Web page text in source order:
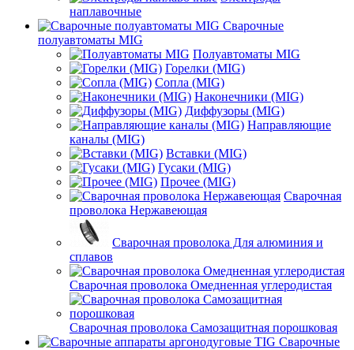
наплавочные
Сварочные
полуавтоматы MIG
Полуавтоматы MIG
Горелки (MIG)
Сопла (MIG)
Наконечники (MIG)
Диффузоры (MIG)
Направляющие
каналы (MIG)
Вставки (MIG)
Гусаки (MIG)
Прочее (MIG)
Сварочная
проволока Нержавеющая
Сварочная проволока Для алюминия и
сплавов
Сварочная проволока Омедненная углеродистая
Сварочная проволока Самозащитная порошковая
Сварочные